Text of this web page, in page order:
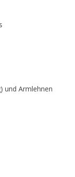
und Armlehnen